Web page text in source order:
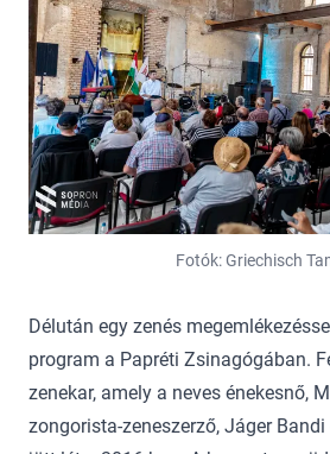
Fotók: Griechisch
Délután egy zenés
program a Papréti Zsinagógában.
zenekar, amely a neves énekesnő,
zongorista-zeneszerző, Jáger